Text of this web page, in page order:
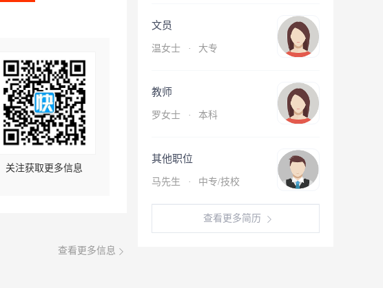
关注获取更多信息
查看更多信息
文员
温女士 · 大专
教师
罗女士 · 本科
其他职位
马先生 · 中专/技校
查看更多简历